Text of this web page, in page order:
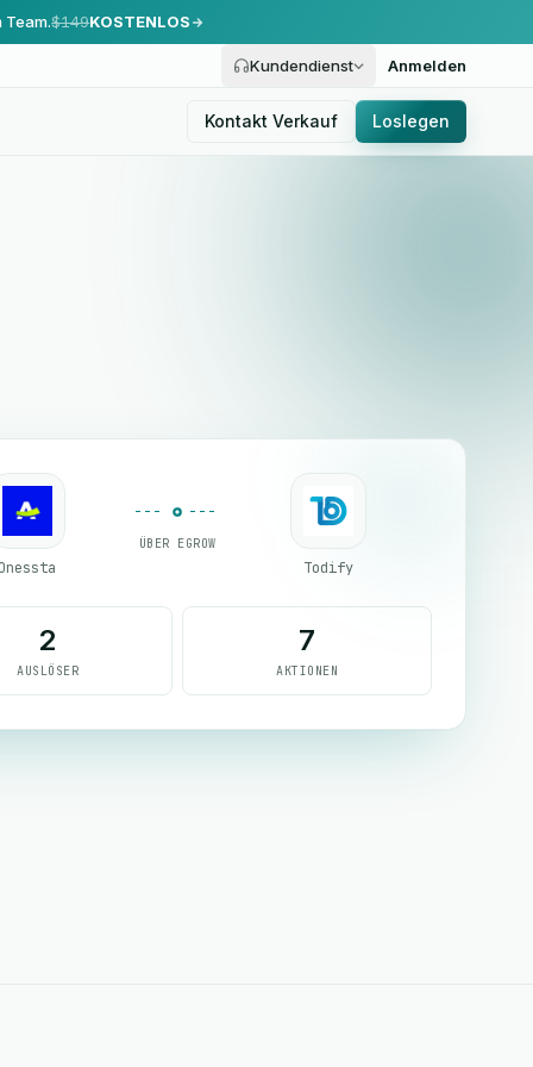
Team.$149KOSTENLOS
Kundendienst Anmelden
Kontakt Verkauf Loslegen
ÜBER EGROW
Todify
2
AUSLÖSER
7
AKTIONEN